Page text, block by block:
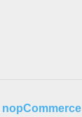
nopCommerce